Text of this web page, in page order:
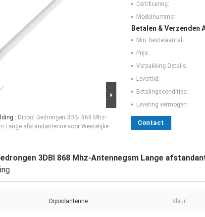
: Dipool Gedrongen 3DBI 868 Mhz-
Lange afstandantenne voor Westelijke
Certificering:
Modelnummer:
Betalen & Verzenden
Min. bestelaantal:
Prijs:
Verpakking Details:
Levertijd:
Betalingscondities:
Levering vermogen:
Contact
3DBI 868 Mhz-Antennegsm Lange
Dipoolantenne Kleur: